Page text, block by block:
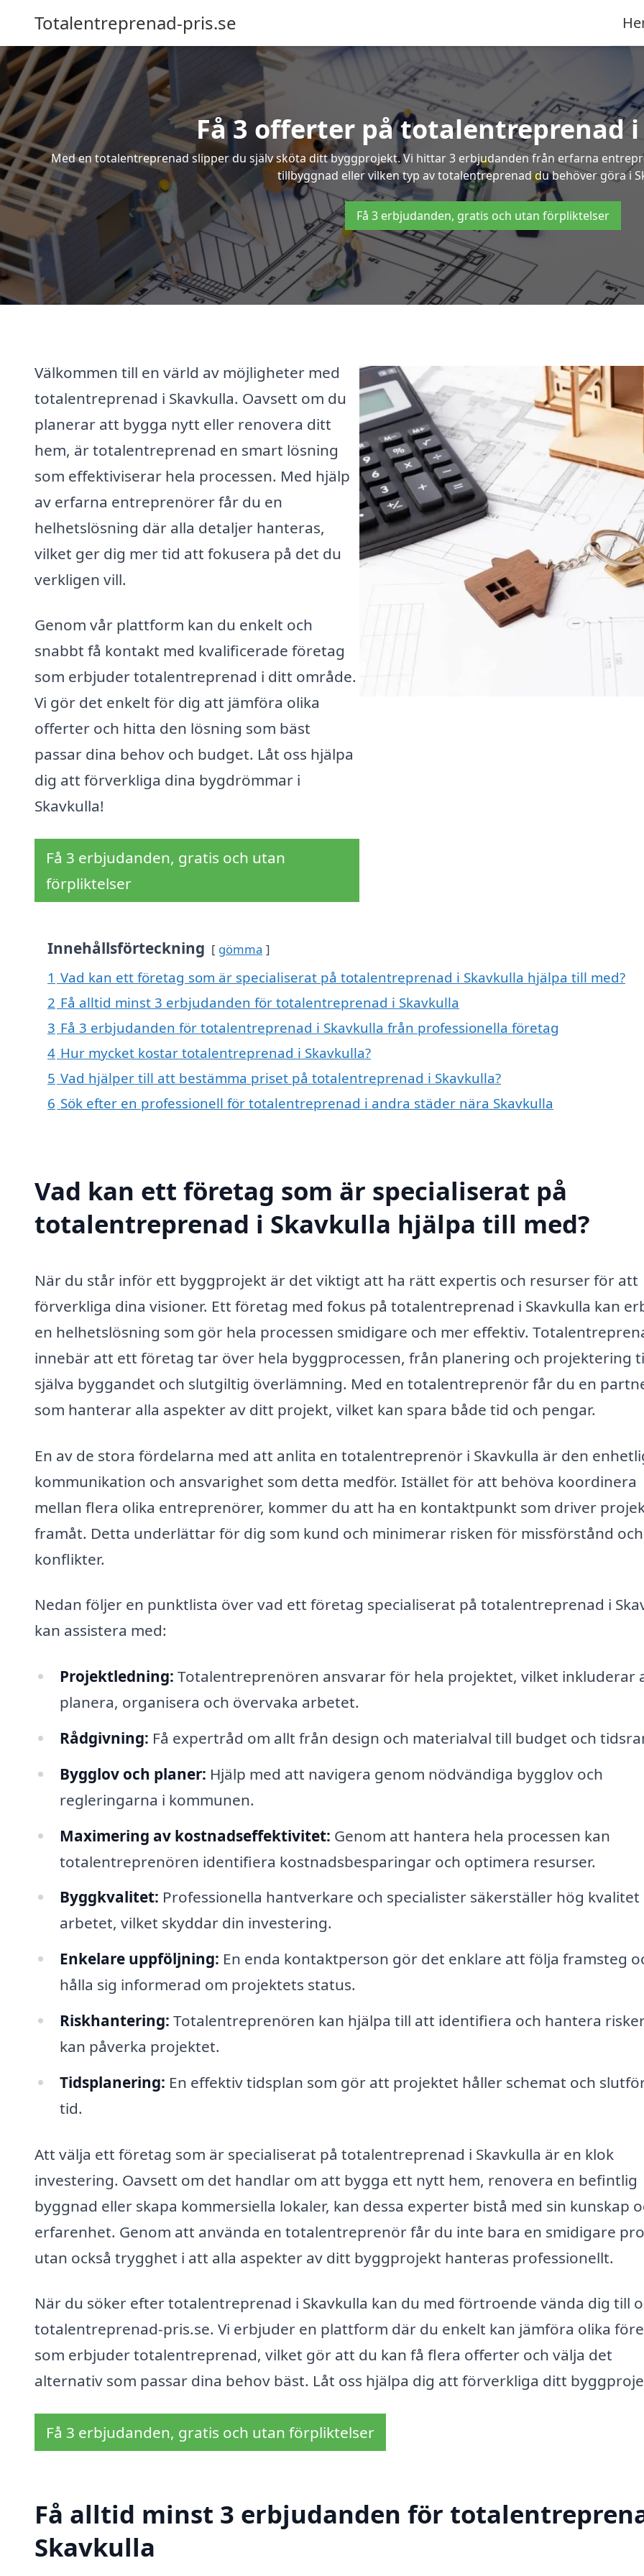
Totalentreprenad-pris.se
Få 3 offerter på totalentreprenad
Med en totalentreprenad slipper du själv sköta ditt byggprojekt. Vi hittar 3 erbjudanden från erfarna
tillbyggnad eller vilken typ av totalentreprenad du behöver göra i
Få 3 erbjudanden, gratis och utan förpliktelser
Välkommen till en värld av möjligheter med
totalentreprenad i Skavkulla. Oavsett om du
planerar att bygga nytt eller renovera ditt
hem, är totalentreprenad en smart lösning
som effektiviserar hela processen. Med hjälp
av erfarna entreprenörer får du en
helhetslösning där alla detaljer hanteras,
vilket ger dig mer tid att fokusera på det du
verkligen vill.
Genom vår plattform kan du enkelt och
snabbt få kontakt med kvalificerade företag
som erbjuder totalentreprenad i ditt område.
Vi gör det enkelt för dig att jämföra olika
offerter och hitta den lösning som bäst
passar dina behov och budget. Låt oss hjälpa
dig att förverkliga dina bygdrömmar i
Skavkulla!
Få 3 erbjudanden, gratis och utan
förpliktelser
Innehållsförteckning gömma
1 Vad kan ett företag som är specialiserat på totalentreprenad i Skavkulla hjälpa till med?
2 Få alltid minst 3 erbjudanden för totalentreprenad i Skavkulla
3 Få 3 erbjudanden för totalentreprenad i Skavkulla från professionella företag
4 Hur mycket kostar totalentreprenad i Skavkulla?
5 Vad hjälper till att bestämma priset på totalentreprenad i Skavkulla?
6 Sök efter en professionell för totalentreprenad i andra städer nära Skavkulla
Vad kan ett företag som är specialiserat på
totalentreprenad i Skavkulla hjälpa till med?
När du står inför ett byggprojekt är det viktigt att ha rätt expertis och resurser för att
förverkliga dina visioner. Ett företag med fokus på totalentreprenad i Skavkulla kan
en helhetslösning som gör hela processen smidigare och mer effektiv.
innebär att ett företag tar över hela byggprocessen, från planering och projektering
själva byggandet och slutgiltig överlämning. Med en totalentreprenör får du en
som hanterar alla aspekter av ditt projekt, vilket kan spara både tid och pengar.
En av de stora fördelarna med att anlita en totalentreprenör i Skavkulla är den
kommunikation och ansvarighet som detta medför. Istället för att behöva koordinera
mellan flera olika entreprenörer, kommer du att ha en kontaktpunkt som driver
framåt. Detta underlättar för dig som kund och minimerar risken för missförstånd och
konflikter.
Nedan följer en punktlista över vad ett företag specialiserat på totalentreprenad i
kan assistera med:
Projektledning: Totalentreprenören ansvarar för hela projektet, vilket inkluderar
planera, organisera och övervaka arbetet.
Rådgivning: Få expertråd om allt från design och materialval till budget och
Bygglov och planer: Hjälp med att navigera genom nödvändiga bygglov och
regleringarna i kommunen.
Maximering av kostnadseffektivitet: Genom att hantera hela processen kan
totalentreprenören identifiera kostnadsbesparingar och optimera resurser.
Byggkvalitet: Professionella hantverkare och specialister säkerställer hög kvalitet
arbetet, vilket skyddar din investering.
Enkelare uppföljning: En enda kontaktperson gör det enklare att följa framsteg
hålla sig informerad om projektets status.
Riskhantering: Totalentreprenören kan hjälpa till att identifiera och hantera
kan påverka projektet.
Tidsplanering: En effektiv tidsplan som gör att projektet håller schemat och
tid.
Att välja ett företag som är specialiserat på totalentreprenad i Skavkulla är en klok
investering. Oavsett om det handlar om att bygga ett nytt hem, renovera en befintlig
byggnad eller skapa kommersiella lokaler, kan dessa experter bistå med sin kunskap
erfarenhet. Genom att använda en totalentreprenör får du inte bara en smidigare
utan också trygghet i att alla aspekter av ditt byggprojekt hanteras professionellt.
När du söker efter totalentreprenad i Skavkulla kan du med förtroende vända dig till
totalentreprenad-pris.se. Vi erbjuder en plattform där du enkelt kan jämföra olika
som erbjuder totalentreprenad, vilket gör att du kan få flera offerter och välja det
alternativ som passar dina behov bäst. Låt oss hjälpa dig att förverkliga ditt
Få 3 erbjudanden, gratis och utan förpliktelser
Få alltid minst 3 erbjudanden för
Skavkulla